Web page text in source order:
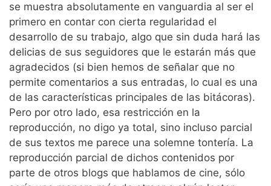
se muestra absolutamente en vanguardia al ser el
primero en contar con cierta regularidad el
desarrollo de su trabajo, algo que sin duda hará las
delicias de sus seguidores que le estarán más que
agradecidos (si bien hemos de señalar que no
permite comentarios a sus entradas, lo cual es una
de las características principales de las bitácoras).
Pero por otro lado, esa restricción en la
reproducción, no digo ya total, sino incluso parcial
de sus textos me parece una solemne tontería. La
reproducción parcial de dichos contenidos por
parte de otros blogs que hablamos de cine, sólo